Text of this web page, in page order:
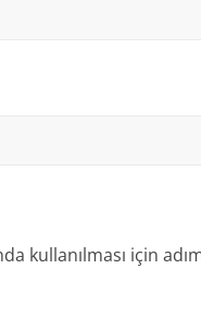
kullanılması için